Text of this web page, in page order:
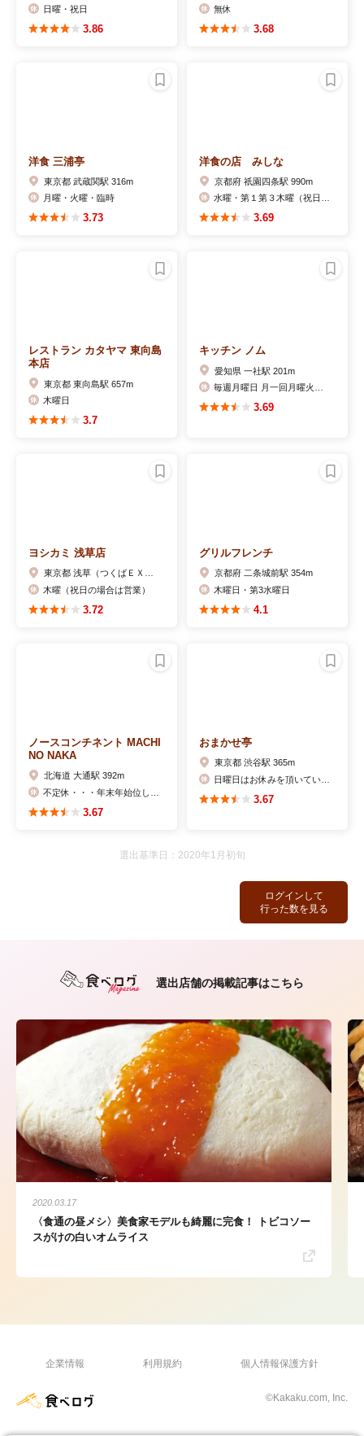
ログインして
行った数を見る
日曜・祝日
3.86
無休
3.68
洋食 三浦亭
東京都 武蔵関駅 316m
月曜・火曜・臨時
3.73
洋食の店 みしな
京都府 祇園四条駅 990m
3.69
レストラン カタヤマ 東向島
本店
東京都 東向島駅 657m
木曜日
3.7
キッチン ノム
愛知県 一社駅 201m
3.69
ヨシカミ 浅草店
木曜（祝日の場合は営業）
3.72
グリルフレンチ
京都府 二条城前駅 354m
木曜日・第3水曜日
4.1
ノースコンチネント MACHI
NO NAKA
北海道 大通駅 392m
3.67
おまかせ亭
東京都 渋谷駅 365m
3.67
選出基準日：2020年1月初旬
選出店舗の掲載記事はこちら
2020.03.17
〈食通の昼メシ〉美食家モデルも綺麗に完食！ トビコソー
スがけの白いオムライス
企業情報 利用規約 個人情報保護方針
©Kakaku.com, Inc.